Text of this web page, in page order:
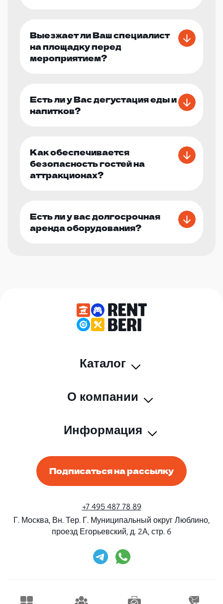
Выезжает ли Ваш специалист
на площадку перед
мероприятием?
Есть ли у Вас дегустация еды и
напитков?
Как обеспечивается
безопасность гостей на
аттракционах?
Есть ли у вас долгосрочная
аренда оборудования?
Каталог
О компании
Информация
Подписаться на рассылку
+7 495 487 78 89
Г. Москва, Вн. Тер. Г. Муниципальный округ Люблино,
проезд Егорьевский, д. 2А, стр. 6